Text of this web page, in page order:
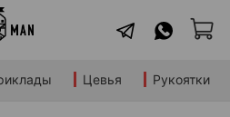
Цевья Рукоятки